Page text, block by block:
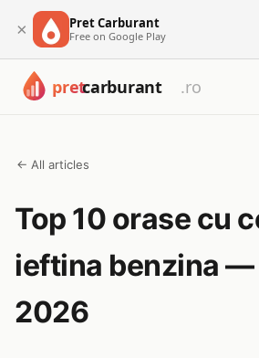
× Pret Carburant
Free on Google Play
← All articles
Top 10 orase cu
ieftina benzina —
2026